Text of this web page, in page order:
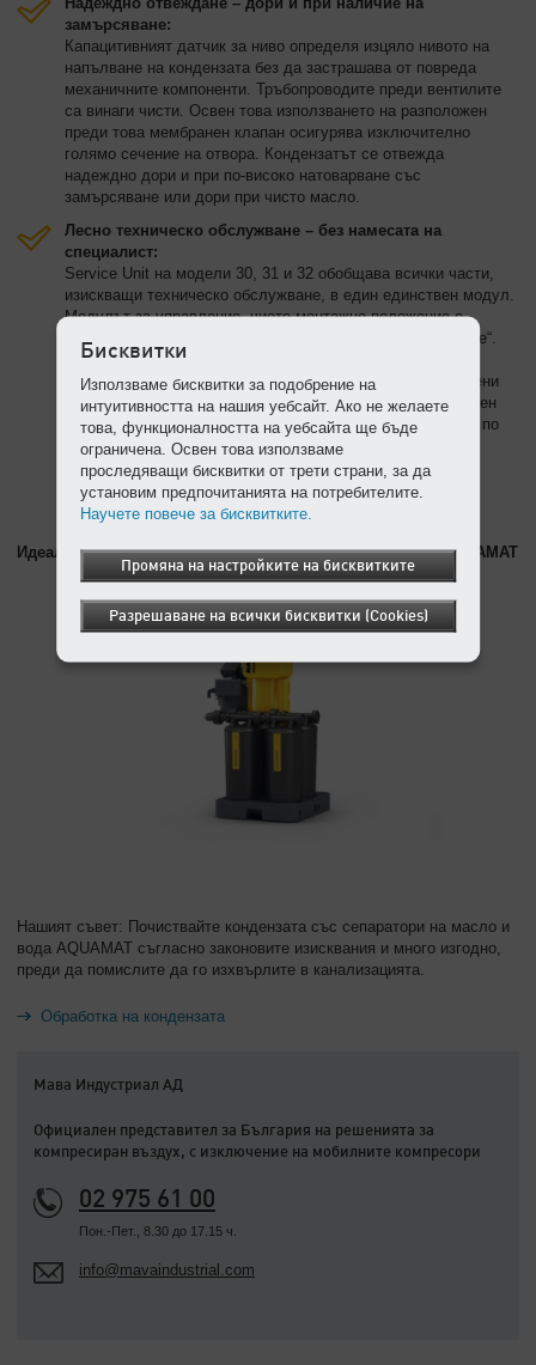
замърсяване:
Капацитивният датчик за ниво определя изцяло нивото на
напълване на кондензата без да застрашава от повреда
механичните компоненти. Тръбопроводите преди вентилите
са винаги чисти. Освен това използването на разположен
преди това мембранен клапан осигурява изключително
голямо сечение на отвора. Кондензатът се отвежда
надеждно дори и при по-високо натоварване със
замърсяване или дори при чисто масло.
Лесно техническо обслужване – без намесата на
специалист:
Service Unit на модели 30, 31 и 32 обобщава всички части,
изискващи техническо обслужване, в един единствен модул.
Модулът за управление, чието монтажно положение е
защитено от грешка, може да се откачи с едно „щракване“.
По този начин се предотвратяват грешки при смяната на
уплътненията. Service Unit се доставя при 100% проверени
функции, осигурява значително по-дълъг експлоатационен
период и може да се сменя без намесата на специалист по
електроника.
Идеалното допълнение: сепараторът на масло и вода AQUAMAT
Нашият съвет: Почиствайте кондензата със сепаратори на масло и
вода AQUAMAT съгласно законовите изисквания и много изгодно,
преди да помислите да го изхвърлите в канализацията.
Обработка на кондензата
Мава Индустриал АД
Официален представител за България на решенията за
компресиран въздух, с изключение на мобилните компресори
02 975 61 00
Пон.-Пет., 8.30 до 17.15 ч.
info@mavaindustrial.com
Бисквитки
Използваме бисквитки за подобрение на
интуитивността на нашия уебсайт. Ако не желаете
това, функционалността на уебсайта ще бъде
ограничена. Освен това използваме
проследяващи бисквитки от трети страни, за да
установим предпочитанията на потребителите.
Научете повече за бисквитките.
Промяна на настройките на бисквитките
Разрешаване на всички бисквитки (Cookies)